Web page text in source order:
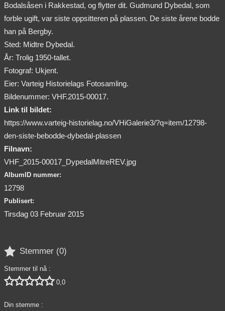
Bodalsåsen i Rakkestad, og flytter dit. Gudmund Dybedal, som
forble ugift, var siste oppsitteren på plassen. De siste årene bodde
han på Bergby.
Sted: Midtre Dybedal.
År: Trolig 1950-tallet.
Fotograf: Ukjent.
Eier: Varteig Historielags Fotosamling.
Bildenummer: VHF.2015-00017.
Link til bildet:
https://www.varteig-historielag.no/VHiGalerie3/?q=item/12798-
den-siste-bebodde-dybedal-plassen
Filnavn:
VHF_2015-00017_DypedalMitreREV.jpg
AlbumID nummer:
12798
Publisert:
Tirsdag 03 Februar 2015
 Stemmer (0)
Stemmer til nå :
 0,0
Din stemme :